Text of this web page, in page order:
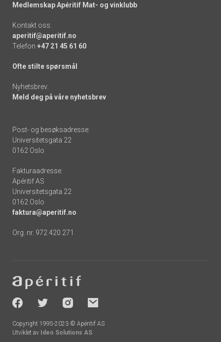
Medlemskap Apéritif Mat- og vinklubb
Kontakt oss:
aperitif@aperitif.no
Telefon +47 21 45 61 60
Ofte stilte spørsmål
Nyhetsbrev:
Meld deg på våre nyhetsbrev
Post- og besøksadresse:
Universitetsgata 22
0162 Oslo
Fakturaadresse:
Apéritif AS
Universitetsgata 22
0162 Oslo
faktura@aperitif.no
Org. nr. 972 420 271
-
socials
Copyright 1995-2023 © Apéritif AS
Utviklet av Ideo Solutions AS